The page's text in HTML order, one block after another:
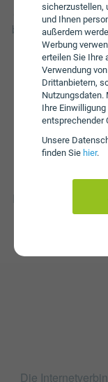
sicherzustellen,
und Ihnen
außerdem
Werbung
erteilen Sie Ihre
Verwendung
Drittanbietern,
Nutzungsdaten.
Ihre
entsprechender
Unsere
finden Sie hier.
Gebühren von €
beträgt € 24,99.
zu € 39,99 an.
Die
Monate.
Die